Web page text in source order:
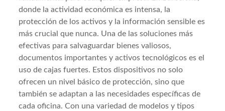
donde la actividad económica es intensa, la
protección de los activos y la información sensible es
más crucial que nunca. Una de las soluciones más
efectivas para salvaguardar bienes valiosos,
documentos importantes y activos tecnológicos es el
uso de cajas fuertes. Estos dispositivos no solo
ofrecen un nivel básico de protección, sino que
también se adaptan a las necesidades específicas de
cada oficina. Con una variedad de modelos y tipos